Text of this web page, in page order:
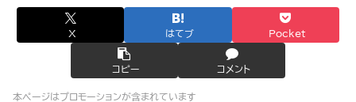
X はてブ Pocket
コピー コメント
本ページはプロモーションが含まれています